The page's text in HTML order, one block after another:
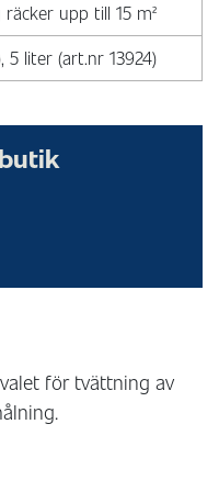
upp till 15 m²
5 liter (art.nr 13924)
för tvättning av